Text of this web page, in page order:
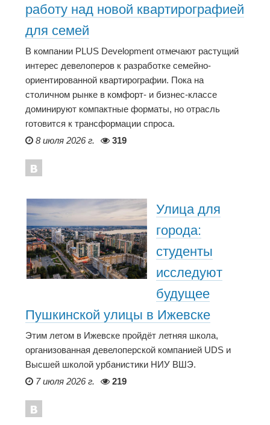
работу над новой квартирографией
для семей
В компании PLUS Development отмечают растущий
интерес девелоперов к разработке семейно-
ориентированной квартирографии. Пока на
столичном рынке в комфорт- и бизнес-классе
доминируют компактные форматы, но отрасль
готовится к трансформации спроса.
8 июля 2026 г.
319
Улица для
города:
студенты
исследуют
будущее
Пушкинской улицы в Ижевске
Этим летом в Ижевске пройдёт летняя школа,
организованная девелоперской компанией UDS и
Высшей школой урбанистики НИУ ВШЭ.
7 июля 2026 г.
219